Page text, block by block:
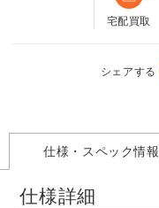
宅配買取
シェアする
仕様・スペック情報
仕様詳細